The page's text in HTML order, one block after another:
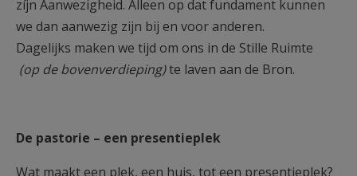
zíjn Aanwezigheid. Alleen op dat fundament kunnen
we dan aanwezig zijn bij en voor anderen.
Dagelijks maken we tijd om ons in de Stille Ruimte
(op de bovenverdieping)te laven aan de Bron.
De pastorie – een presentieplek
Wat maakt een plek, een huis, tot een presentieplek?